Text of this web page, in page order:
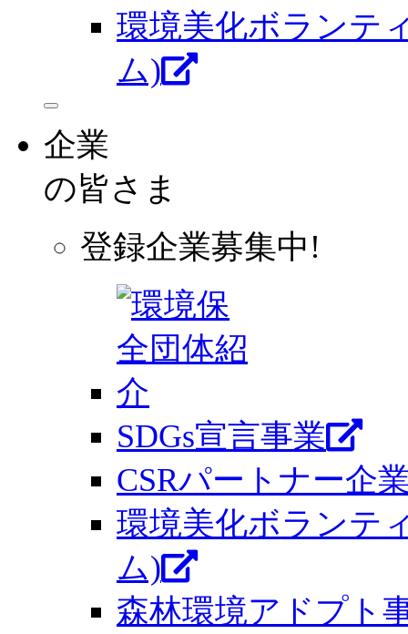
環境美化ボランテ
ム)
企業
の皆さま
登録企業募集中!
SDGs宣言事業
CSRパートナー企
環境美化ボランテ
ム)
森林環境アドプト